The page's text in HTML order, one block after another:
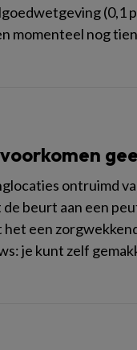
momenteel nog
ontruimd
beurt aan een
het een
je kunt zelf